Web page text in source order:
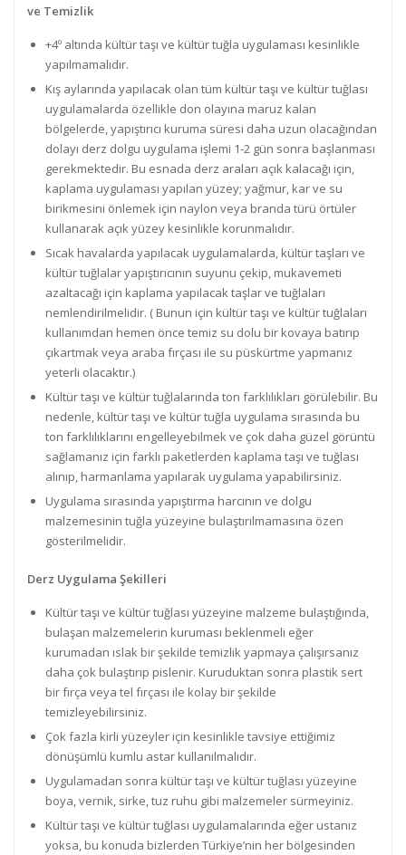
ve Temizlik
+4º altında kültür taşı ve kültür tuğla uygulaması kesinlikle
yapılmamalıdır.
Kış aylarında yapılacak olan tüm kültür taşı ve kültür tuğlası
uygulamalarda özellikle don olayına maruz kalan
bölgelerde, yapıştırıcı kuruma süresi daha uzun olacağından
dolayı derz dolgu uygulama işlemi 1-2 gün sonra başlanması
gerekmektedir. Bu esnada derz araları açık kalacağı için,
kaplama uygulaması yapılan yüzey; yağmur, kar ve su
birikmesini önlemek için naylon veya branda türü örtüler
kullanarak açık yüzey kesinlikle korunmalıdır.
Sıcak havalarda yapılacak uygulamalarda, kültür taşları ve
kültür tuğlalar yapıştırıcının suyunu çekip, mukavemeti
azaltacağı için kaplama yapılacak taşlar ve tuğlaları
nemlendirilmelidir. ( Bunun için kültür taşı ve kültür tuğlaları
kullanımdan hemen önce temiz su dolu bir kovaya batırıp
çıkartmak veya araba fırçası ile su püskürtme yapmanız
yeterli olacaktır.)
Kültür taşı ve kültür tuğlalarında ton farklılıkları görülebilir. Bu
nedenle, kültür taşı ve kültür tuğla uygulama sırasında bu
ton farklılıklarını engelleyebilmek ve çok daha güzel görüntü
sağlamanız için farklı paketlerden kaplama taşı ve tuğlası
alınıp, harmanlama yapılarak uygulama yapabilirsiniz.
Uygulama sırasında yapıştırma harcının ve dolgu
malzemesinin tuğla yüzeyine bulaştırılmamasına özen
gösterilmelidir.
Derz Uygulama Şekilleri
Kültür taşı ve kültür tuğlası yüzeyine malzeme bulaştığında,
bulaşan malzemelerin kuruması beklenmeli eğer
kurumadan ıslak bir şekilde temizlik yapmaya çalışırsanız
daha çok bulaştırıp pislenir. Kuruduktan sonra plastik sert
bir fırça veya tel fırçası ile kolay bir şekilde
temizleyebilirsiniz.
Çok fazla kirli yüzeyler için kesinlikle tavsiye ettiğimiz
dönüşümlü kumlu astar kullanılmalıdır.
Uygulamadan sonra kültür taşı ve kültür tuğlası yüzeyine
boya, vernik, sirke, tuz ruhu gibi malzemeler sürmeyiniz.
Kültür taşı ve kültür tuğlası uygulamalarında eğer ustanız
yoksa, bu konuda bizlerden Türkiye’nin her bölgesinden